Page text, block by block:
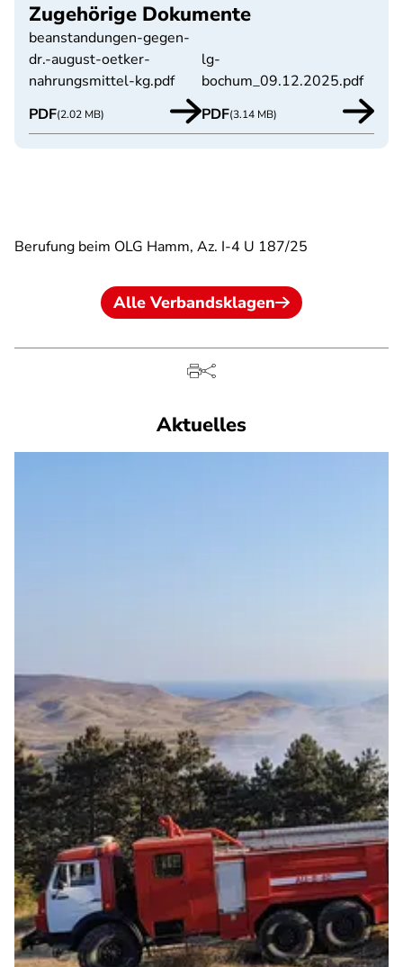
Zugehörige Dokumente
beanstandungen-gegen-
dr.-august-oetker-
nahrungsmittel-kg.pdf
PDF(2.02 MB)
lg-
bochum_09.12.2025.pdf
PDF(3.14 MB)
Berufung beim OLG Hamm, Az. I-4 U 187/25
Alle Verbandsklagen
Aktuelles